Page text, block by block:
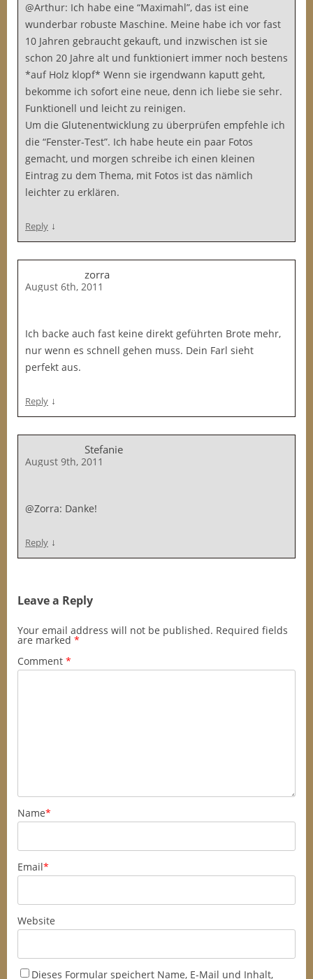
@Arthur: Ich habe eine “Maximahl”, das ist eine
wunderbar robuste Maschine. Meine habe ich vor fast
10 Jahren gebraucht gekauft, und inzwischen ist sie
schon 20 Jahre alt und funktioniert immer noch bestens
*auf Holz klopf* Wenn sie irgendwann kaputt geht,
bekomme ich sofort eine neue, denn ich liebe sie sehr.
Funktionell und leicht zu reinigen.
Um die Glutenentwicklung zu überprüfen empfehle ich
die “Fenster-Test”. Ich habe heute ein paar Fotos
gemacht, und morgen schreibe ich einen kleinen
Eintrag zu dem Thema, mit Fotos ist das nämlich
leichter zu erklären.
Reply ↓
zorra
August 6th, 2011
Ich backe auch fast keine direkt geführten Brote mehr,
nur wenn es schnell gehen muss. Dein Farl sieht
perfekt aus.
Reply ↓
Stefanie
August 9th, 2011
@Zorra: Danke!
Reply ↓
Leave a Reply
Your email address will not be published. Required fields
are marked *
Comment *
Name*
Email*
Website
Dieses Formular speichert Name, E-Mail und Inhalt,